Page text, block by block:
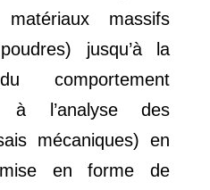
massifs
jusqu’à la
comportement
à l’analyse des
mécaniques) en
en forme de